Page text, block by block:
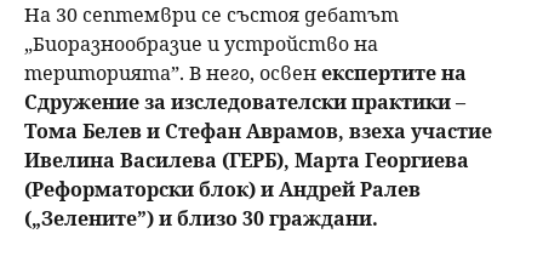
На 30 септември се състоя дебатът
„Биоразнообразие и устройство на
територията”. В него, освенекспертите на
Сдружение за изследователски практики –
Тома Белев и Стефан Аврамов, взеха участие
Ивелина Василева (ГЕРБ), Марта Георгиева
(Реформаторски блок) и Андрей Ралев
(„Зелените”) и близо 30 граждани.